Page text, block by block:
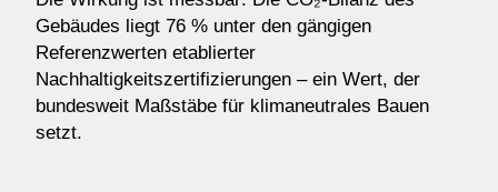
Gebäudes liegt 76 % unter den gängigen
Referenzwerten etablierter
Nachhaltigkeitszertifizierungen – ein Wert, der
bundesweit Maßstäbe für klimaneutrales Bauen
setzt.